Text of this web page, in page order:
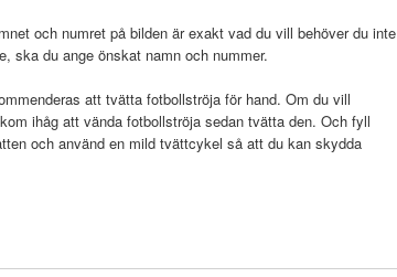
och numret på bilden är exakt vad du vill behöver du inte
ska du ange önskat namn och nummer.
att tvätta fotbollströja för hand. Om du vill
ihåg att vända fotbollströja sedan tvätta den. Och fyll
och använd en mild tvättcykel så att du kan skydda